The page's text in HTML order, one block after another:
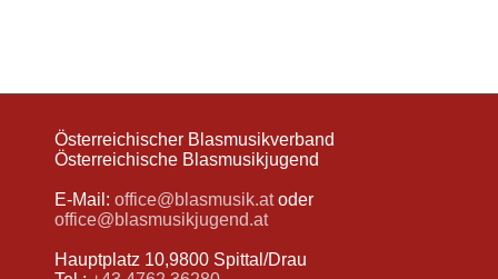
Österreichischer Blasmusikverband
Österreichische Blasmusikjugend
E-Mail: office@blasmusik.atoder
office@blasmusikjugend.at
Hauptplatz 10,9800 Spittal/Drau